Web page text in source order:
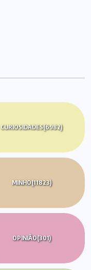
CURIOSIDADES(6982)
MINHO(11823)
OPINIÃO(301)